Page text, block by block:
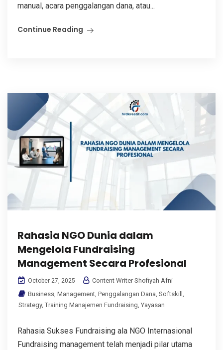
manual, acara penggalangan dana, atau...
Continue Reading
Rahasia NGO Dunia dalam
Mengelola Fundraising
Management Secara Profesional
October 27, 2025
Content Writer Shofiyah Afni
Business, Management, Penggalangan Dana, Softskill ,
Strategy, Training Manajemen Fundraising, Yayasan
Rahasia Sukses Fundraising ala NGO Internasional
Fundraising management telah menjadi pilar utama